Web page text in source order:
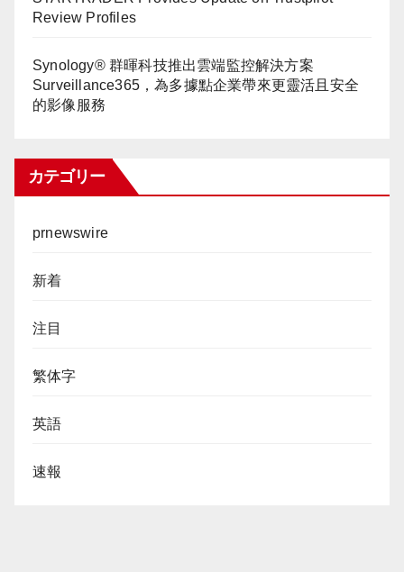
Review Profiles
Synology® 群暉科技推出雲端監控解決方案
Surveillance365，為多據點企業帶來更靈活且安全
的影像服務
カテゴリー
prnewswire
新着
注目
繁体字
英語
速報